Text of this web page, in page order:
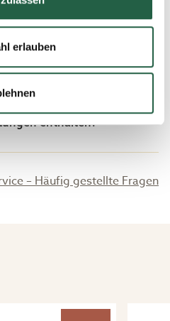
Google
erlauben
und spiegelverkehrt?
das?
enthalten?
– Häufig gestellte Fragen